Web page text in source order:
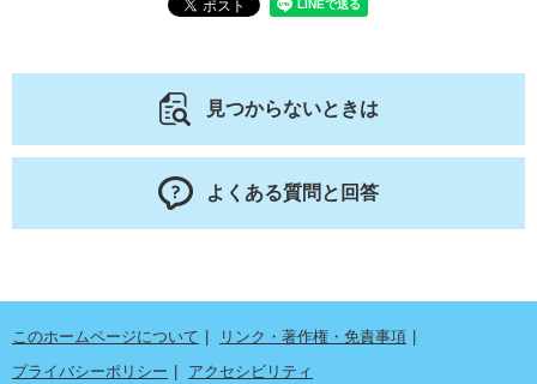
見つからないときは
よくある質問と回答
このホームページについて
リンク・著作権・免責事項
プライバシーポリシー
アクセシビリティ